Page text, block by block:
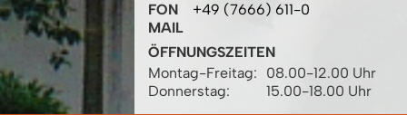
FON
+49 (7666) 611-0
MAIL
ÖFFNUNGSZEITEN
Montag-Freitag:
08.00-12.00 Uhr
Donnerstag:
15.00-18.00 Uhr